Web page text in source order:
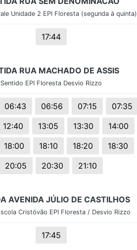
Unidade 2 EPI Floresta (segunda à quinta)
17:44
RUA MACHADO DE ASSIS
Sentido EPI Floresta Desvio Rizzo
06:43 06:56 07:15 07:35
12:40 13:05 13:30 14:00
18:00 18:10 18:20 18:30
20:05
20:30 21:10
AVENIDA JÚLIO DE CASTILHOS
Cristóvão EPI Floresta / Desvio Rizzo
17:45